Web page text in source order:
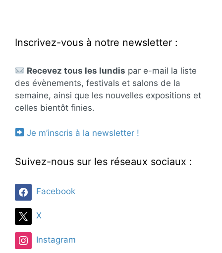
Inscrivez-vous à notre newsletter :
Recevez tous les lundis par e-mail la liste
des évènements, festivals et salons de la
semaine, ainsi que les nouvelles expositions et
celles bientôt finies.
Je m’inscris à la newsletter !
Suivez-nous sur les réseaux sociaux :
Facebook
X
Instagram